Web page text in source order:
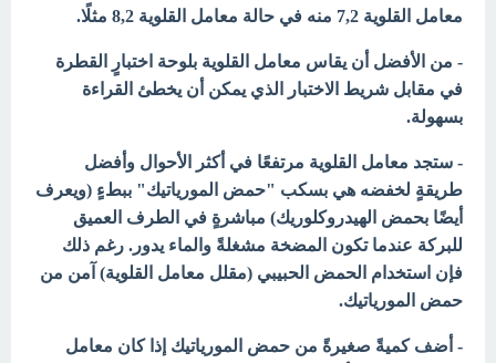
معامل القلوية 7,2 منه في حالة معامل القلوية 8,2 مثلًا.
- من الأفضل أن يقاس معامل القلوية بلوحة اختبارٍ القطرة
في مقابل شريط الاختبار الذي يمكن أن يخطئ القراءة
بسهولة.
- ستجد معامل القلوية مرتفعًا في أكثر الأحوال وأفضل
طريقةٍ لخفضه هي بسكب "حمض المورياتيك" ببطءٍ (ويعرف
أيضًا بحمض الهيدروكلوريك) مباشرةٍ في الطرف العميق
للبركة عندما تكون المضخة مشغلةً والماء يدور. رغم ذلك
فإن استخدام الحمض الحبيبي (مقلل معامل القلوية) آمن من
حمض المورياتيك.
- أضف كميةً صغيرةً من حمض المورياتيك إذا كان معامل